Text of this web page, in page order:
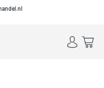
to main content
to footer
Account